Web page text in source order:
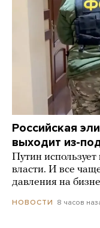
Российская
выходит из-
Путин
власти. И все
давления на
НОВОСТИ 8 часов